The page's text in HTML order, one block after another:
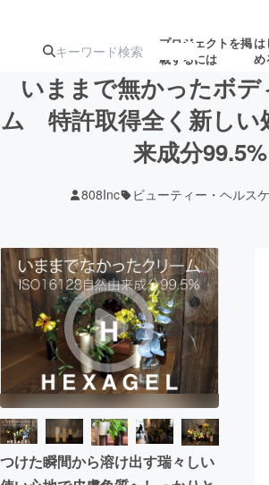
プロジェクトを掲
載するには
は
め
注目の新着プロ募集終了
テクノロジー・ガジェット
映像・映画
ビジネス・起業
まちづくり・地域活性化
いままで無かったボ
ム 特許取得全く新し
来成分99.5%
808Inc ビューティー・ヘルス
つけた瞬間から溶け出す瑞々しい